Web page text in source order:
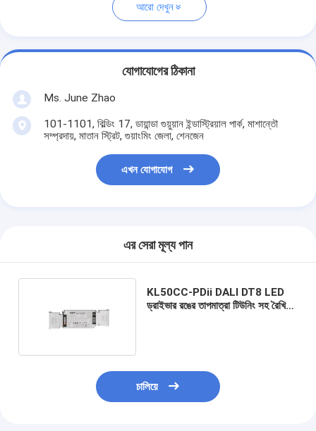
আরো দেখুন
যোগাযোগের ঠিকানা
Ms. June Zhao
101-1101, বিল্ডিং 17, ডায়ান্ডা গুয়ুয়ান ইন্ডাস্ট্রিয়াল পার্ক, মাশান্তৌ
সম্প্রদায়, মাতান স্ট্রিট, গুয়াংমিং জেলা, শেনজেন
এখন যোগাযোগ
এর সেরা মূল্য পান
KL50CC-PDii DALI DT8 LED
ড্রাইভার রঙের তাপমাত্রা টিউনিং সহ রৈখিক
চালিয়ে